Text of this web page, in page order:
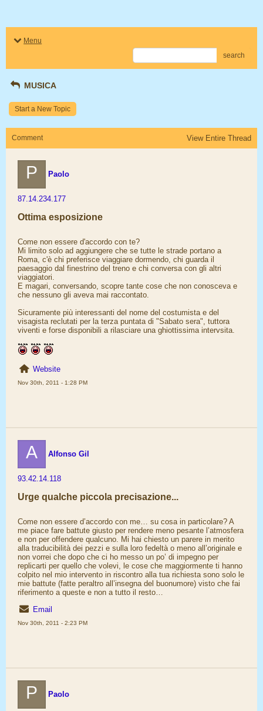
Menu
search
MUSICA
Start a New Topic
Comment View Entire Thread
P Paolo
87.14.234.177
Ottima esposizione
Come non essere d'accordo con te?
Mi limito solo ad aggiungere che se tutte le strade portano a
Roma, c'è chi preferisce viaggiare dormendo, chi guarda il
paesaggio dal finestrino del treno e chi conversa con gli altri
viaggiatori.
E magari, conversando, scopre tante cose che non conosceva e
che nessuno gli aveva mai raccontato.
Sicuramente più interessanti del nome del costumista e del
visagista reclutati per la terza puntata di "Sabato sera", tuttora
viventi e forse disponibili a rilasciare una ghiottissima intervsita.
Website
Nov 30th, 2011 - 1:28 PM
A Alfonso Gil
93.42.14.118
Urge qualche piccola precisazione...
Come non essere d’accordo con me… su cosa in particolare? A
me piace fare battute giusto per rendere meno pesante l’atmosfera
e non per offendere qualcuno. Mi hai chiesto un parere in merito
alla traducibilità dei pezzi e sulla loro fedeltà o meno all’originale e
non vorrei che dopo che ci ho messo un po’ di impegno per
replicarti per quello che volevi, le cose che maggiormente ti hanno
colpito nel mio intervento in riscontro alla tua richiesta sono solo le
mie battute (fatte peraltro all’insegna del buonumore) visto che fai
riferimento a queste e non a tutto il resto…
Email
Nov 30th, 2011 - 2:23 PM
P Paolo